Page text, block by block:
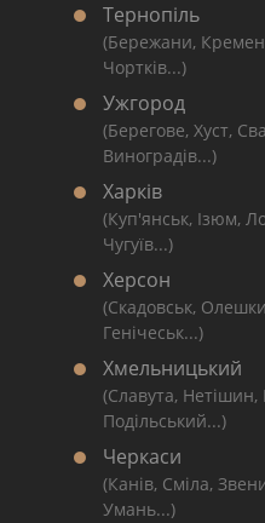
Тернопіль
(Бережани,
Чортків...)
Ужгород
(Берегове, Хуст,
Виноградів...)
Харків
(Куп'янськ, Ізюм,
Чугуїв...)
Херсон
(Скадовськ,
Генічеськ...)
Хмельницький
(Славута,
Подільський...)
Черкаси
(Канів, Сміла,
Умань...)